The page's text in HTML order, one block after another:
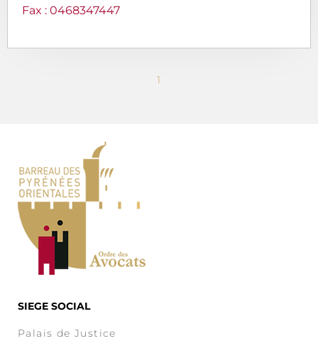
Fax : 0468347447
1
SIEGE SOCIAL
Palais de Justice